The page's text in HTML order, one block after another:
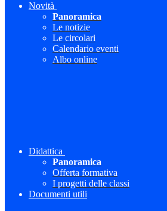
Novità
Panoramica
Le notizie
Le circolari
Calendario eventi
Albo online
Didattica
Panoramica
Offerta formativa
I progetti delle classi
Documenti utili